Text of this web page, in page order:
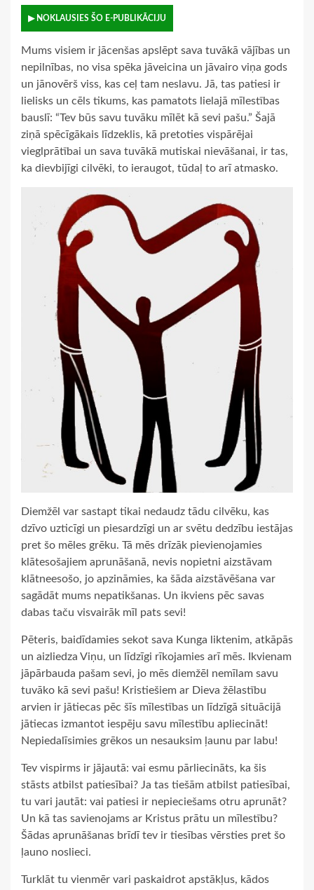
▶ NOKLAUSIES ŠO E-PUBLIKĀCIJU
Mums visiem ir jācenšas apslēpt sava tuvākā vājības un
nepilnības, no visa spēka jāveicina un jāvairo viņa gods
un jānovērš viss, kas ceļ tam neslavu. Jā, tas patiesi ir
lielisks un cēls tikums, kas pamatots lielajā mīlestības
bauslī: “Tev būs savu tuvāku mīlēt kā sevi pašu.” Šajā
ziņā spēcīgākais līdzeklis, kā pretoties vispārējai
vieglprātībai un sava tuvākā mutiskai nievāšanai, ir tas,
ka dievbijīgi cilvēki, to ieraugot, tūdaļ to arī atmasko.
Diemžēl var sastapt tikai nedaudz tādu cilvēku, kas
dzīvo uzticīgi un piesardzīgi un ar svētu dedzību iestājas
pret šo mēles grēku. Tā mēs drīzāk pievienojamies
klātesošajiem aprunāšanā, nevis nopietni aizstāvam
klātneesošo, jo apzināmies, ka šāda aizstāvēšana var
sagādāt mums nepatikšanas. Un ikviens pēc savas
dabas taču visvairāk mīl pats sevi!
Pēteris, baidīdamies sekot sava Kunga liktenim, atkāpās
un aizliedza Viņu, un līdzīgi rīkojamies arī mēs. Ikvienam
jāpārbauda pašam sevi, jo mēs diemžēl nemīlam savu
tuvāko kā sevi pašu! Kristiešiem ar Dieva žēlastību
arvien ir jātiecas pēc šīs mīlestības un līdzīgā situācijā
jātiecas izmantot iespēju savu mīlestību apliecināt!
Nepiedalīsimies grēkos un nesauksim ļaunu par labu!
Tev vispirms ir jājautā: vai esmu pārliecināts, ka šis
stāsts atbilst patiesībai? Ja tas tiešām atbilst patiesībai,
tu vari jautāt: vai patiesi ir nepieciešams otru aprunāt?
Un kā tas savienojams ar Kristus prātu un mīlestību?
Šādas aprunāšanas brīdī tev ir tiesības vērsties pret šo
ļauno noslieci.
Turklāt tu vienmēr vari paskaidrot apstākļus, kādos